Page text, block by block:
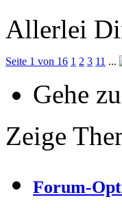
Allerlei
Seite 1 von 16 1 2 3 11 ...
Gehe
Zeige
Forum-